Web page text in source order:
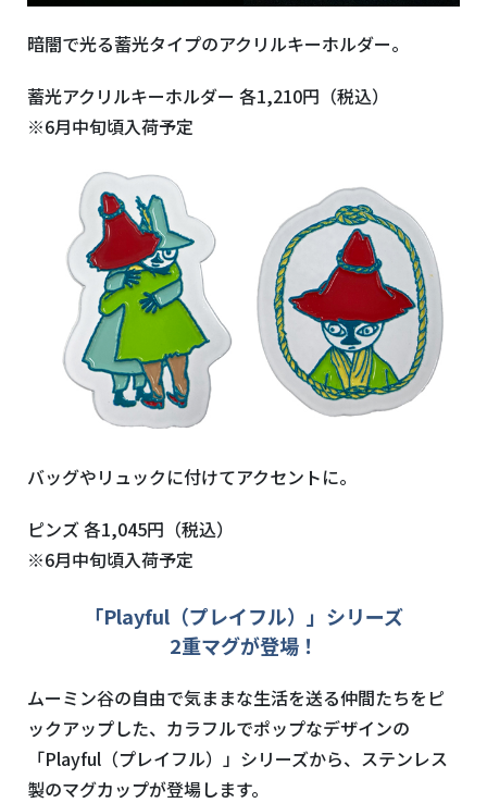
暗闇で光る蓄光タイプのアクリルキーホルダー。
蓄光アクリルキーホルダー 各1,210円（税込）
※6月中旬頃入荷予定
バッグやリュックに付けてアクセントに。
ピンズ 各1,045円（税込）
※6月中旬頃入荷予定
「Playful（プレイフル）」シリーズ
2重マグが登場！
ムーミン谷の自由で気ままな生活を送る仲間たちをピ
ックアップした、カラフルでポップなデザインの
「Playful（プレイフル）」シリーズから、ステンレス
製のマグカップが登場します。